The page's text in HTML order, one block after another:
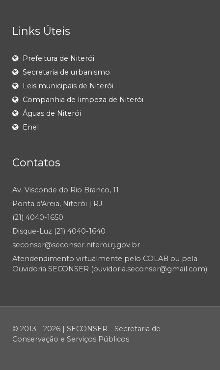
Links Úteis
Prefeitura de Niterói
Secretaria de urbanismo
Leis municipais de Niterói
Companhia de limpeza de Niterói
Águas de Niterói
Enel
Contatos
Av. Visconde do Rio Branco, 11
Ponta d'Areia, Niterói | RJ
(21) 4040-1650
Disque-Luz (21) 4040-1640
seconser@seconser.niteroi.rj.gov.br
Atendendimento virtualmente pelo COLAB ou pela
Ouvidoria SECONSER (ouvidoria.seconser@gmail.com)
© 2013 - 2026 | SECONSER - Secretaria de
Conservação e Serviços Públicos